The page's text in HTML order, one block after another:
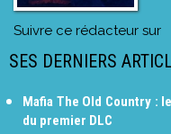
Suivre ce rédacteur sur
SES DERNIERS
Mafia The Old Country :
du premier DLC